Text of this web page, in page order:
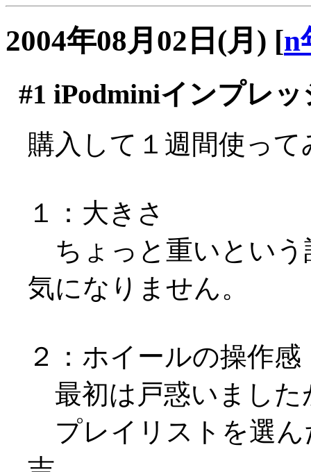
2004年08月02日(月) [n
#1 iPodminiインプレッ
購入して１週間使っ
１：大きさ
ちょっと重いという
気になりません。
２：ホイールの操作感
最初は戸惑いました
プレイリストを選ん